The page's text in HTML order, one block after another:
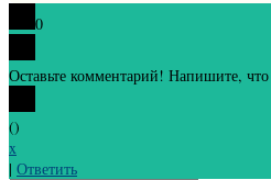
0
Оставьте комментарий! Напишите, что
()
x
| Ответить